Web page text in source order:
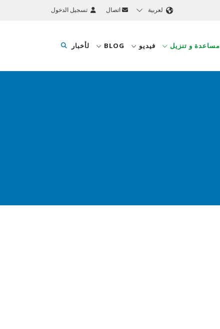
اتصال لعربية تسجيل الدخول
مساعدة و تنزيل فيديو ‫BLOG لأخبار